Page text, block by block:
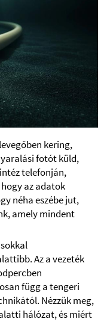
kering,
fotót küld,
telefonján,
az adatok
néha eszébe jut,
amely mindent
Az a vezeték
függ a tengeri
Nézzük meg,
hálózat, és miért